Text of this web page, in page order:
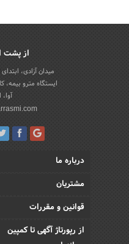
از پشت
میدان آزادی،
ایستگاه مترو بیمه،
درباره ما
مشتریان
قوانین و مقررات
از رپورتاژ آگهی تا کمپین